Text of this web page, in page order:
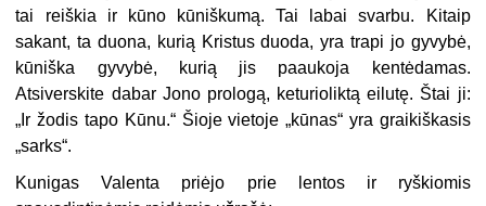
tai reiškia ir kūno kūniškumą. Tai labai svarbu. Kitaip
sakant, ta duona, kurią Kristus duoda, yra trapi jo gyvybė,
kūniška gyvybė, kurią jis paaukoja kentėdamas.
Atsiverskite dabar Jono prologą, keturioliktą eilutę. Štai ji:
„Ir žodis tapo Kūnu.“ Šioje vietoje „kūnas“ yra graikiškasis
„sarks“.
Kunigas Valenta priėjo prie lentos ir ryškiomis